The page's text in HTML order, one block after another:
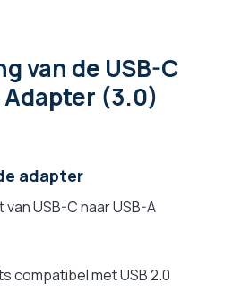
van de USB-C
Adapter (3.0)
adapter
USB-C naar USB-A
compatibel met USB 2.0